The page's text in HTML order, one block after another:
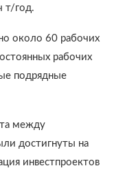
т/год.
около 60 рабочих
рабочих
подрядные
между
достигнуты на
инвестпроектов